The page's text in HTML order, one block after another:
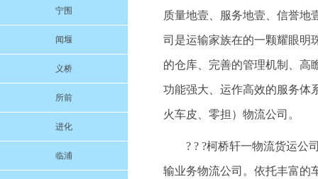
宁围
闻堰
义桥
所前
进化
临浦
质量地壹、服务地壹、信誉地
司是运输家族在的一颗耀眼明
的仓库、完善的管理机制、高
功能强大、运作高效的服务体
火车皮、零担）物流公司。
? ? ?柯桥轩一物流货运公
输业务物流公司。依托丰富的